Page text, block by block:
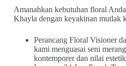
Amanahkan kebutuhan floral
Khayla dengan keyakinan mutlak
Perancang Floral Visioner
kami menguasai seni
kontemporer dan nilai